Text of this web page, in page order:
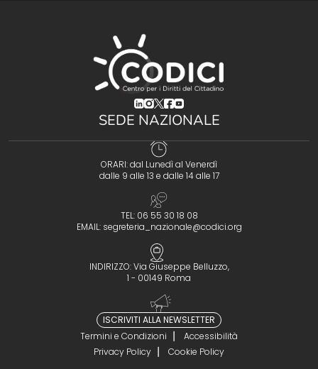
(opens in a new tab)
(opens in a new tab)
(opens in a new tab)
(opens in a new tab)
(opens in a new tab)
SEDE NAZIONALE
ORARI: dal Lunedì al Venerdì
dalle 9 alle 13 e dalle 14 alle 17
TEL: 06 55 30 18 08
EMAIL: segreteria_nazionale@codici.org
INDIRIZZO: Via Giuseppe Belluzzo,
1 - 00149 Roma
ISCRIVITI ALLA NEWSLETTER
Termini e Condizioni
Accessibilità
Privacy Policy
Cookie Policy